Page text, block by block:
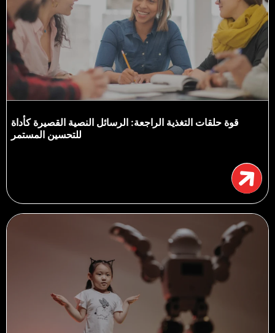
قوة حلقات التغذية الراجعة: الرسائل النصية القصيرة كأداة
للتحسين المستمر